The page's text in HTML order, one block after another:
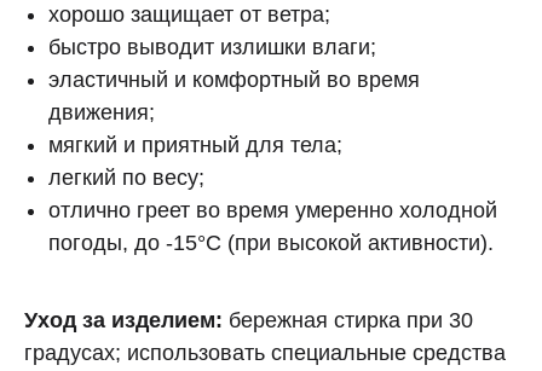
хорошо защищает от ветра;
быстро выводит излишки влаги;
эластичный и комфортный во время
движения;
мягкий и приятный для тела;
легкий по весу;
отлично греет во время умеренно холодной
погоды, до -15°C (при высокой активности).
Уход за изделием: бережная стирка при 30
градусах; использовать специальные средства